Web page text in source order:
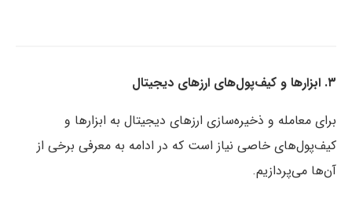
برای معامله و ذخیره‌سازی ارزهای دیجیتال به ابزارها و
کیف‌پول‌های خاصی نیاز است که در ادامه به معرفی برخی از
آن‌ها می‌پردازیم.